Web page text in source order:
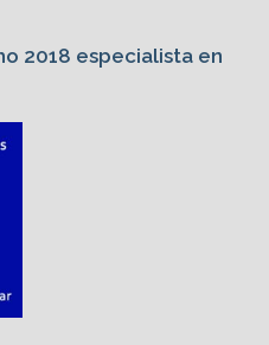
2018 especialista en